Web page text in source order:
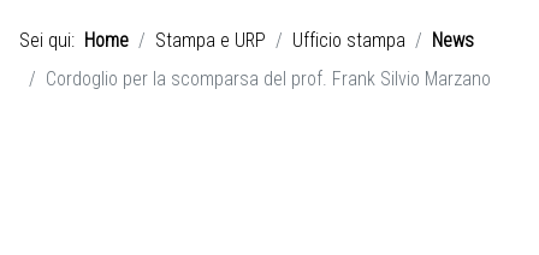
Sei qui: Home Stampa e URP Ufficio stampa
News
Cordoglio per la scomparsa del prof. Frank Silvio Marzano